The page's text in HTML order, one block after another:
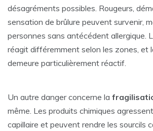
désagréments possibles. Rougeurs,
sensation de brûlure peuvent survenir,
personnes sans antécédent allergique.
réagit différemment selon les zones, et
demeure particulièrement réactif.
Un autre danger concerne la
même. Les produits chimiques
capillaire et peuvent rendre les sourcils